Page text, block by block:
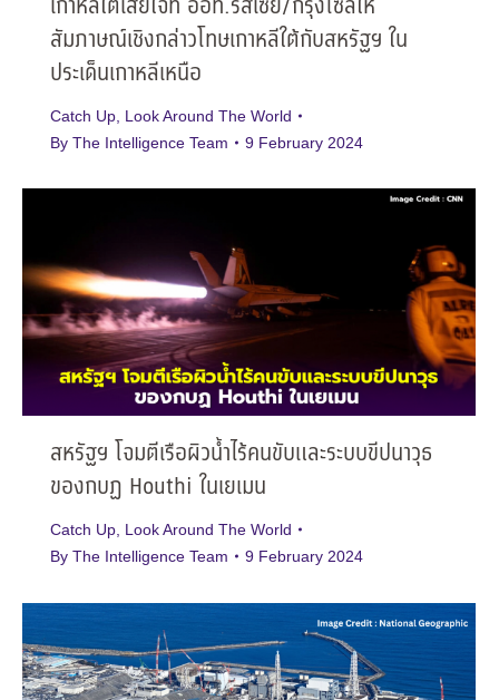
สัมภาษณ์เชิงกล่าวโทษเกาหลีใต้กับสหรัฐฯ ใน
ประเด็นเกาหลีเหนือ
Catch Up Look Around The World
By The Intelligence Team 9 February 2024
สหรัฐฯ โจมตีเรือผิวน้ำไร้คนขับและระบบขีปนาวุธ
ของกบฏ Houthi ในเยเมน
Catch Up Look Around The World
By The Intelligence Team 9 February 2024